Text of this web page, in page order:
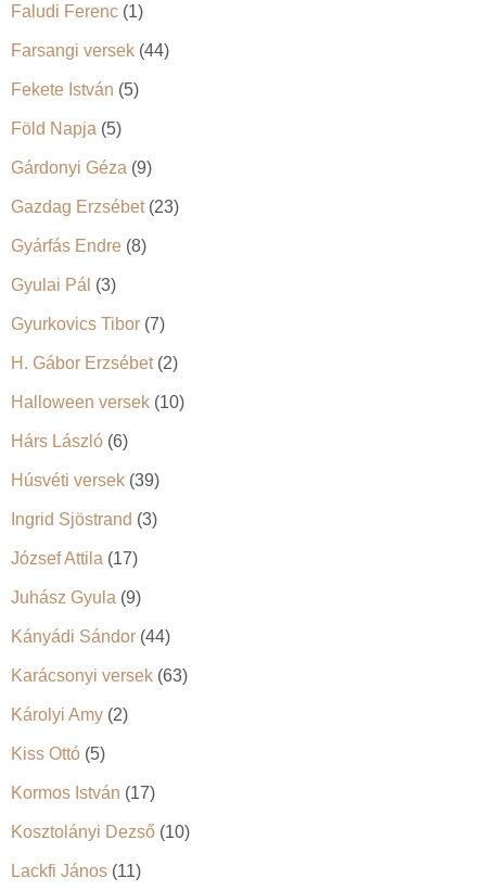
Faludi Ferenc (1)
Farsangi versek (44)
Fekete István (5)
Föld Napja (5)
Gárdonyi Géza (9)
Gazdag Erzsébet(23)
Gyárfás Endre (8)
Gyulai Pál (3)
Gyurkovics Tibor (7)
H. Gábor Erzsébet(2)
Halloween versek (10)
Hárs László (6)
Húsvéti versek (39)
Ingrid Sjöstrand (3)
József Attila (17)
Juhász Gyula (9)
Kányádi Sándor (44)
Karácsonyi versek (63)
Károlyi Amy (2)
Kiss Ottó (5)
Kormos István (17)
Kosztolányi Dezső (10)
Lackfi János (11)